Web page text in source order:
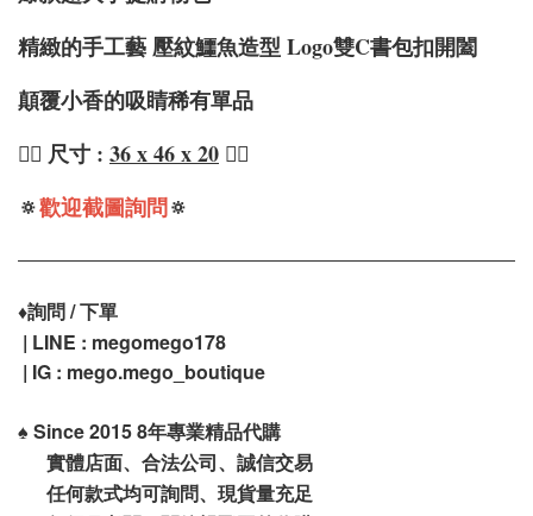
精緻的手工藝 壓紋鱷魚造型 Logo雙C書包扣開闔
顛覆小香的吸睛稀有單品
❤️‍🔥 尺寸 : 36 x 46 x 20 ❤️‍🔥
🔅歡迎截圖詢問🔅
♦️詢問 / 下單
| LINE : megomego178
| IG : mego.mego_boutique
♠️ Since 2015 8年專業精品代購
實體店面、合法公司、誠信交易
任何款式均可詢問、現貨量充足